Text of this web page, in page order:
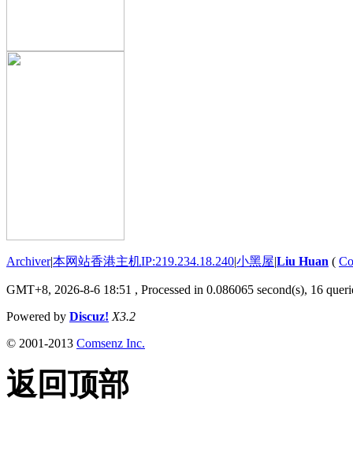
Archiver|本网站香港主机IP:219.234.18.240|小黑屋|Liu Huan (
GMT+8, 2026-8-6 18:51 , Processed in 0.086065 second(s), 16
Powered by Discuz! X3.2
© 2001-2013 Comsenz Inc.
返回顶部